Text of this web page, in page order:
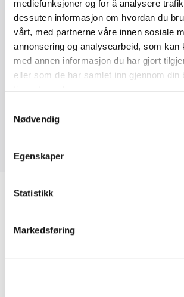
mediefunksjoner og for å analysere
dessuten informasjon om hvordan du
vårt, med partnerne våre innen sosiale
annonsering og analysearbeid, som kan
med annen informasjon du har gjort
eller som de har samlet inn gjennom din
Nødvendig
Egenskaper
Statistikk
Markedsføring
Fairplay Bygg og Anlegg Nordland
presentere årsrapport 2022 og hva de
Byggmesterforsikring AS har et
forebygging av skade og tap.
Byggmesterforbundet har et foredrag
Påmelding
plassbegrensninger.
0369 Oslo